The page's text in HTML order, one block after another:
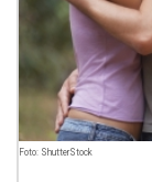
Foto: ShutterStock